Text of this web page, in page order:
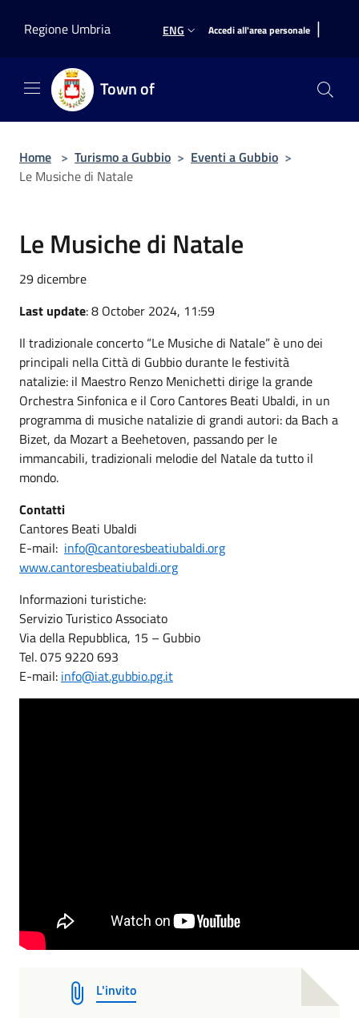
Regione Umbria
ENG Accedi all'area personale |
Town of
Home > Turismo a Gubbio > Eventi a Gubbio >
Le Musiche di Natale
Le Musiche di Natale
29 dicembre
Last update: 8 October 2024, 11:59
Il tradizionale concerto “Le Musiche di Natale” è uno dei
principali nella Città di Gubbio durante le festività
natalizie: il Maestro Renzo Menichetti dirige la grande
Orchestra Sinfonica e il Coro Cantores Beati Ubaldi, in un
programma di musiche natalizie di grandi autori: da Bach a
Bizet, da Mozart a Beehetoven, passando per le
immancabili, tradizionali melodie del Natale da tutto il
mondo.
Contatti
Cantores Beati Ubaldi
E-mail: info@cantoresbeatiubaldi.org
www.cantoresbeatiubaldi.org
Informazioni turistiche:
Servizio Turistico Associato
Via della Repubblica, 15 – Gubbio
Tel. 075 9220 693
E-mail: info@iat.gubbio.pg.it
L'invito